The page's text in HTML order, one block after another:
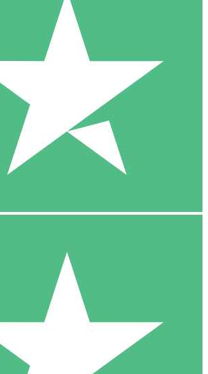
de Créditos Individuais
o uso com créditos de download. Sem
1000
10 Downloads
20 00